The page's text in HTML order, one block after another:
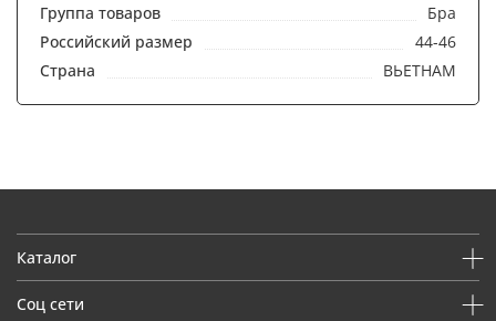
Группа товаров
Бра
Российский размер
44-46
Страна
ВЬЕТНАМ
Каталог
Соц сети